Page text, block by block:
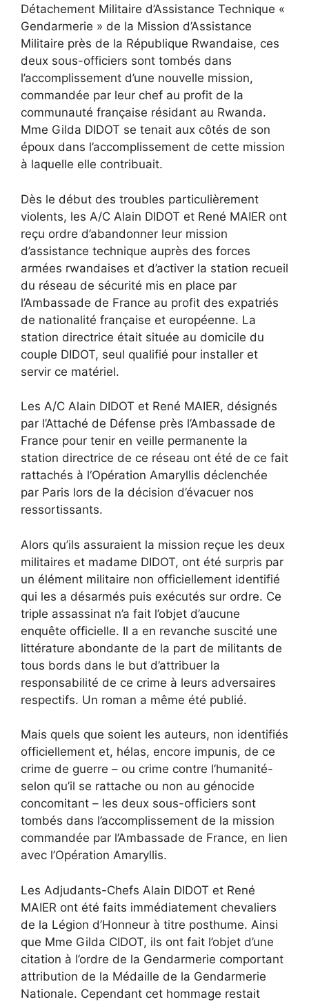
Détachement Militaire d’Assistance Technique «
Gendarmerie » de la Mission d’Assistance
Militaire près de la République Rwandaise, ces
deux sous-officiers sont tombés dans
l’accomplissement d’une nouvelle mission,
commandée par leur chef au profit de la
communauté française résidant au Rwanda.
Mme Gilda DIDOT se tenait aux côtés de son
époux dans l’accomplissement de cette mission
à laquelle elle contribuait.
Dès le début des troubles particulièrement
violents, les A/C Alain DIDOT et René MAIER ont
reçu ordre d’abandonner leur mission
d’assistance technique auprès des forces
armées rwandaises et d’activer la station recueil
du réseau de sécurité mis en place par
l’Ambassade de France au profit des expatriés
de nationalité française et européenne. La
station directrice était située au domicile du
couple DIDOT, seul qualifié pour installer et
servir ce matériel.
Les A/C Alain DIDOT et René MAIER, désignés
par l’Attaché de Défense près l’Ambassade de
France pour tenir en veille permanente la
station directrice de ce réseau ont été de ce fait
rattachés à l‘Opération Amaryllis déclenchée
par Paris lors de la décision d’évacuer nos
ressortissants.
Alors qu’ils assuraient la mission reçue les deux
militaires et madame DIDOT, ont été surpris par
un élément militaire non officiellement identifié
qui les a désarmés puis exécutés sur ordre. Ce
triple assassinat n’a fait l’objet d’aucune
enquête officielle. Il a en revanche suscité une
littérature abondante de la part de militants de
tous bords dans le but d’attribuer la
responsabilité de ce crime à leurs adversaires
respectifs. Un roman a même été publié.
Mais quels que soient les auteurs, non identifiés
officiellement et, hélas, encore impunis, de ce
crime de guerre – ou crime contre l’humanité-
selon qu’il se rattache ou non au génocide
concomitant – les deux sous-officiers sont
tombés dans l’accomplissement de la mission
commandée par l’Ambassade de France, en lien
avec l’Opération Amaryllis.
Les Adjudants-Chefs Alain DIDOT et René
MAIER ont été faits immédiatement chevaliers
de la Légion d’Honneur à titre posthume. Ainsi
que Mme Gilda CIDOT, ils ont fait l’objet d’une
citation à l’ordre de la Gendarmerie comportant
attribution de la Médaille de la Gendarmerie
Nationale. Cependant cet hommage restait